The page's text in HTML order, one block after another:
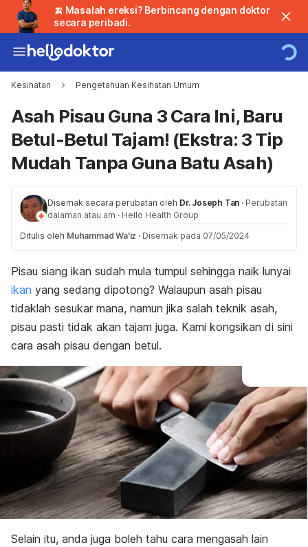
🍌 Masalah ereksi? Berbincang dengan doktor
secara peribadi.
Kesihatan Pengetahuan Kesihatan Umum
Asah Pisau Guna 3 Cara Ini, Baru
Betul-Betul Tajam! (Ekstra: 3 Tip
Mudah Tanpa Guna Batu Asah)
Disemak secara perubatan oleh Dr. Joseph Tan · Perubatan
dalaman atau am · Hello Health Group
Ditulis oleh Muhammad Wa'iz · Disemak pada 07/05/2024
Pisau siang ikan sudah mula tumpul sehingga naik lunyai
ikan yang sedang dipotong? Walaupun asah pisau
tidaklah sesukar mana, namun jika salah teknik asah,
pisau pasti tidak akan tajam juga. Kami kongsikan di sini
cara asah pisau dengan betul.
Selain itu, anda juga boleh tahu cara mengasah lain